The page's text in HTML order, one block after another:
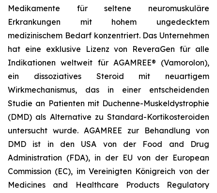
Medikamente für seltene neuromuskuläre
Erkrankungen mit hohem ungedecktem
medizinischem Bedarf konzentriert. Das Unternehmen
hat eine exklusive Lizenz von ReveraGen für alle
Indikationen weltweit für AGAMREE® (Vamorolon),
ein dissoziatives Steroid mit neuartigem
Wirkmechanismus, das in einer entscheidenden
Studie an Patienten mit Duchenne-Muskeldystrophie
(DMD) als Alternative zu Standard-Kortikosteroiden
untersucht wurde. AGAMREE zur Behandlung von
DMD ist in den USA von der Food and Drug
Administration (FDA), in der EU von der European
Commission (EC), im Vereinigten Königreich von der
Medicines and Healthcare Products Regulatory